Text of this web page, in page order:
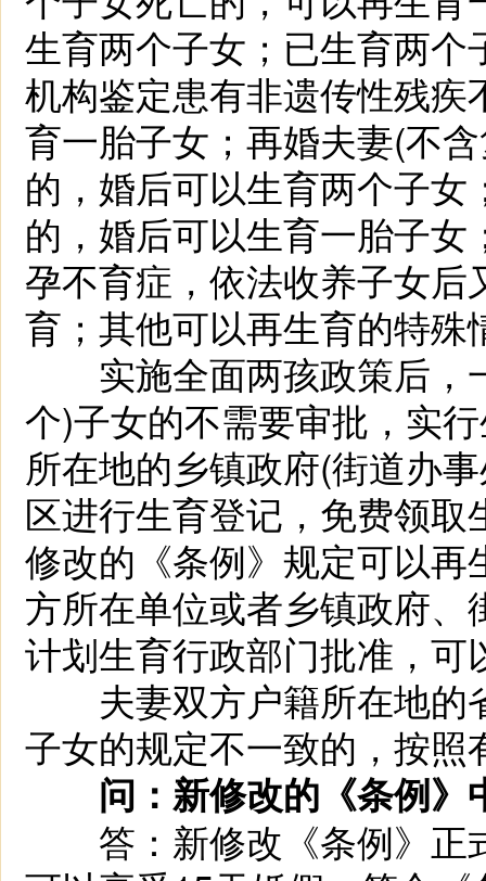
生育两个子女；已生育两
机构鉴定患有非遗传性残
育一胎子女；再婚夫妻(不
的，婚后可以生育两个子
的，婚后可以生育一胎子
孕不育症，依法收养子女
育；其他可以再生育的特殊
实施全面两孩政策后，
个)子女的不需要审批，实
所在地的乡镇政府(街道办
区进行生育登记，免费领
修改的《条例》规定可以
方所在单位或者乡镇政府
计划生育行政部门批准，可
夫妻双方户籍所在地的
子女的规定不一致的，按
问：新修改的《条例》
答：新修改《条例》正